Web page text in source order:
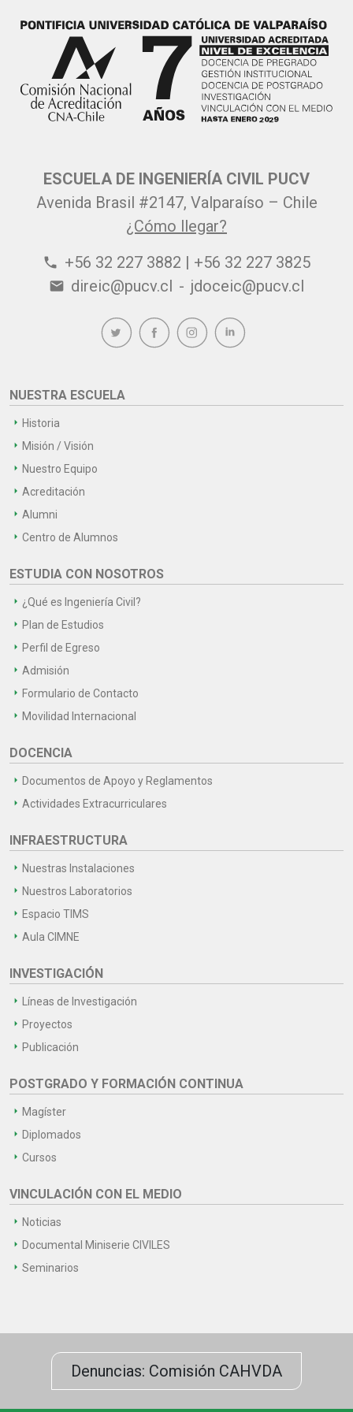
ESCUELA DE INGENIERÍA CIVIL PUCV
Avenida Brasil #2147, Valparaíso – Chile
¿Cómo llegar?
phone +56 32 227 3882 | +56 32 227 3825
email direic@pucv.cl - jdoceic@pucv.cl
NUESTRA ESCUELA
Historia
Misión / Visión
Nuestro Equipo
Acreditación
Alumni
Centro de Alumnos
ESTUDIA CON NOSOTROS
¿Qué es Ingeniería Civil?
Plan de Estudios
Perfil de Egreso
Admisión
Formulario de Contacto
Movilidad Internacional
DOCENCIA
Documentos de Apoyo y Reglamentos
Actividades Extracurriculares
INFRAESTRUCTURA
Nuestras Instalaciones
Nuestros Laboratorios
Espacio TIMS
Aula CIMNE
INVESTIGACIÓN
Líneas de Investigación
Proyectos
Publicación
POSTGRADO Y FORMACIÓN CONTINUA
Magíster
Diplomados
Cursos
VINCULACIÓN CON EL MEDIO
Noticias
Documental Miniserie CIVILES
Seminarios
Denuncias: Comisión CAHVDA